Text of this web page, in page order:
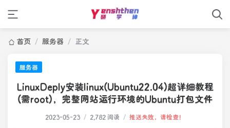
首页 / 服务器 / 正文
服务器
LinuxDeply安装linux(Ubuntu22.04)超详细教程
(需root)，完整网站运行环境的Ubuntu打包文件
2023-05-23 / 2,782 阅读 / 推送失败，请检查！